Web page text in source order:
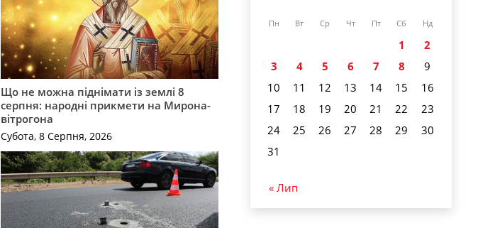
Що не можна піднімати із землі 8
серпня: народні прикмети на Мирона-
вітрогона
Субота, 8 Серпня, 2026
Пн Вт Ср Чт Пт Сб Нд
1
2
3
4 5 6 7 8
9
10
11 12 13 14 15
16
17
18 19 20 21 22
23
24
25 26 27 28 29
30
31
« Лип